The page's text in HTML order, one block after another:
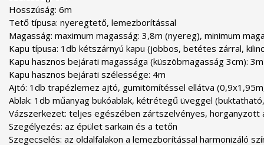
Hosszúság: 6m
Tető típusa: nyeregtető, lemezborítással
Magasság: maximum magasság: 3,8m (nyereg), minimum
Kapu típusa: 1db kétszárnyú kapu (jobbos, betétes zárral,
Kapu hasznos bejárati magassága (küszöbmagasság 3cm): 3m
Kapu hasznos bejárati szélessége: 4m
Ajtó: 1db trapézlemez ajtó, gumitömítéssel ellátva
Ablak: 1db műanyag bukóablak, kétrétegű üveggel
Vázszerkezet: teljes egészében zártszelvényes, horganyzott
Szegélyezés: az épület sarkain és a tetőn
Szegecselés: az oldalfalakon a lemezborítással harmonizáló